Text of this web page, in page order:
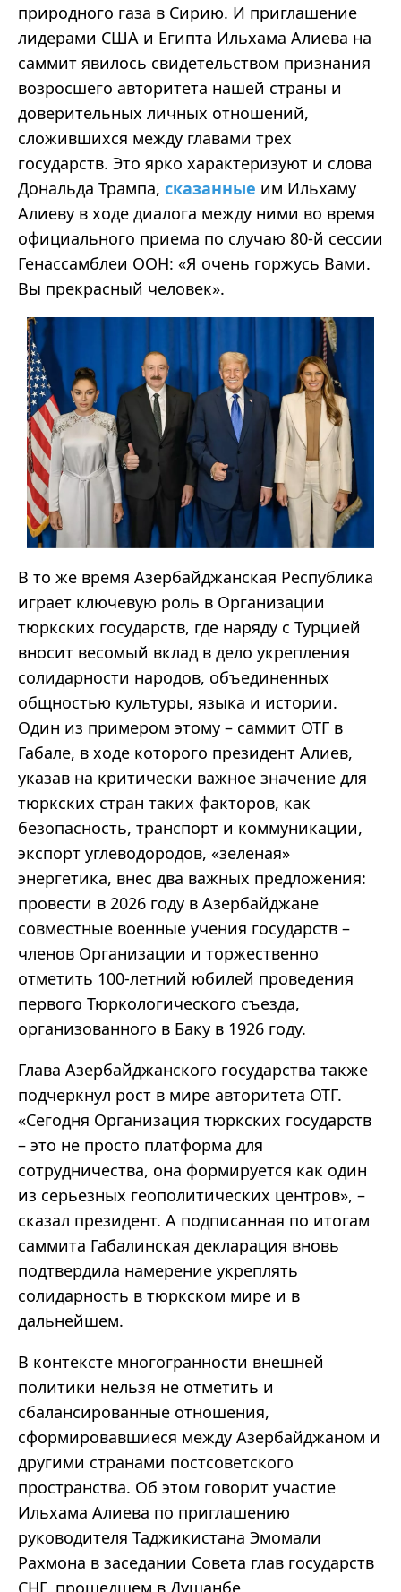
природного газа в Сирию. И приглашение
лидерами США и Египта Ильхама Алиева на
саммит явилось свидетельством признания
возросшего авторитета нашей страны и
доверительных личных отношений,
сложившихся между главами трех
государств. Это ярко характеризуют и слова
Дональда Трампа, сказанные им Ильхаму
Алиеву в ходе диалога между ними во время
официального приема по случаю 80-й сессии
Генассамблеи ООН: «Я очень горжусь Вами.
Вы прекрасный человек».
В то же время Азербайджанская Республика
играет ключевую роль в Организации
тюркских государств, где наряду с Турцией
вносит весомый вклад в дело укрепления
солидарности народов, объединенных
общностью культуры, языка и истории.
Один из примером этому – саммит ОТГ в
Габале, в ходе которого президент Алиев,
указав на критически важное значение для
тюркских стран таких факторов, как
безопасность, транспорт и коммуникации,
экспорт углеводородов, «зеленая»
энергетика, внес два важных предложения:
провести в 2026 году в Азербайджане
совместные военные учения государств –
членов Организации и торжественно
отметить 100-летний юбилей проведения
первого Тюркологического съезда,
организованного в Баку в 1926 году.
Глава Азербайджанского государства также
подчеркнул рост в мире авторитета ОТГ.
«Сегодня Организация тюркских государств
– это не просто платформа для
сотрудничества, она формируется как один
из серьезных геополитических центров», –
сказал президент. А подписанная по итогам
саммита Габалинская декларация вновь
подтвердила намерение укреплять
солидарность в тюркском мире и в
дальнейшем.
В контексте многогранности внешней
политики нельзя не отметить и
сбалансированные отношения,
сформировавшиеся между Азербайджаном и
другими странами постсоветского
пространства. Об этом говорит участие
Ильхама Алиева по приглашению
руководителя Таджикистана Эмомали
Рахмона в заседании Совета глав государств